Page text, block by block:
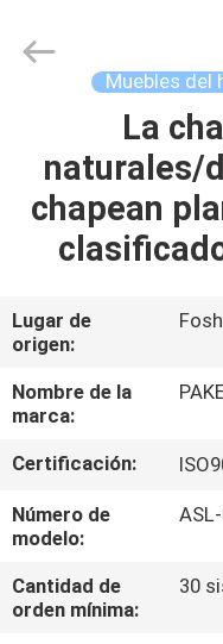
PRODUCTOS
NOSOTROS
VIAJE
DE
LA
FÁBRICA
CONTROL
Furniture
Muebles del
La
naturales/
chapean
Lugar de
origen:
Nombre de la
marca:
Certificación:
Número de
modelo:
Cantidad de
orden mínima:
30